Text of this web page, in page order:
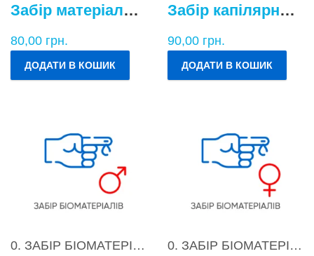
Забір матеріалу для бактеріологічних досліджень
80,00 грн.
ДОДАТИ В КОШИК
Забір капілярної крові
90,00 грн.
ДОДАТИ В КОШИК
0. ЗАБІР БІОМАТЕРІАЛІВ 0. ЗАБІР БІОМАТЕРІАЛІВ